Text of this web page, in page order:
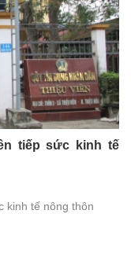
tiếp sức kinh tế
kinh tế nông thôn